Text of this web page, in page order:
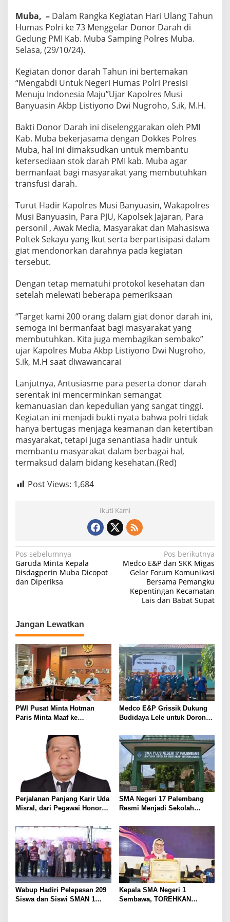
r
e
s
M
a
G
l
a
D
o
n
o
r
D
a
h
D
G
e
d
g
P
Muba, – Dalam Rangka Kegiatan Hari Ulang Tahun
Humas Polri ke 73 Menggelar Donor Darah di
Gedung PMI Kab. Muba Samping Polres Muba.
Selasa, (29/10/24).
Kegiatan donor darah Tahun ini bertemakan
“Mengabdi Untuk Negeri Humas Polri Presisi
Menuju Indonesia Maju”Ujar Kapolres Musi
Banyuasin Akbp Listiyono Dwi Nugroho, S.ik, M.H.
Bakti Donor Darah ini diselenggarakan oleh PMI
Kab. Muba bekerjasama dengan Dokkes Polres
Muba, hal ini dimaksudkan untuk membantu
ketersediaan stok darah PMI kab. Muba agar
bermanfaat bagi masyarakat yang membutuhkan
transfusi darah.
Turut Hadir Kapolres Musi Banyuasin, Wakapolres
Musi Banyuasin, Para PJU, Kapolsek Jajaran, Para
personil , Awak Media, Masyarakat dan Mahasiswa
Poltek Sekayu yang Ikut serta berpartisipasi dalam
giat mendonorkan darahnya pada kegiatan
tersebut.
Dengan tetap mematuhi protokol kesehatan dan
setelah melewati beberapa pemeriksaan
“Target kami 200 orang dalam giat donor darah ini,
semoga ini bermanfaat bagi masyarakat yang
membutuhkan. Kita juga membagikan sembako”
ujar Kapolres Muba Akbp Listiyono Dwi Nugroho,
S.ik, M.H saat diwawancarai
Lanjutnya, Antusiasme para peserta donor darah
serentak ini mencerminkan semangat
kemanuasian dan kepedulian yang sangat tinggi.
Kegiatan ini menjadi bukti nyata bahwa polri tidak
hanya bertugas menjaga keamanan dan ketertiban
masyarakat, tetapi juga senantiasa hadir untuk
membantu masyarakat dalam berbagai hal,
termaksud dalam bidang kesehatan.(Red)
Post Views: 1,684
Ikuti Kami
N
a
v
a
s
i
p
o
s
Pos sebelumnya
Garuda Minta Kepala
Disdagperin Muba Dicopot
dan Diperiksa
Pos berikutnya
Medco E&P dan SKK Migas
Gelar Forum Komunikasi
Bersama Pemangku
Kepentingan Kecamatan
Lais dan Babat Supat
Jangan Lewatkan
PWI Pusat Minta Hotman
Paris Minta Maaf ke
Pers Harus Dihormati
Medco E&P Grissik Dukung
Budidaya Lele untuk Dorong
Masyarakat
Perjalanan Panjang Karir Uda
Misral, dari Pegawai Honorer
Karir Jabatan Struktural
Eselon III
SMA Negeri 17 Palembang
Resmi Menjadi Sekolah
Wabup Hadiri Pelepasan 209
Siswa dan Siswi SMAN 1
Kepala SMA Negeri 1
Sembawa, TOREHKAN